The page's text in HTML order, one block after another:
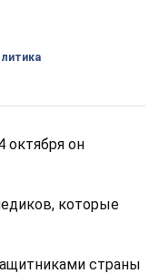
октября он
которые
страны